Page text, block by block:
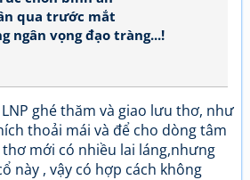
qua trước mắt
ngân vọng đạo tràng...!
ghé thăm và giao lưu thơ, như
thoải mái và để cho dòng tâm
mới có nhiều lai láng,nhưng
này , vậy có hợp cách không